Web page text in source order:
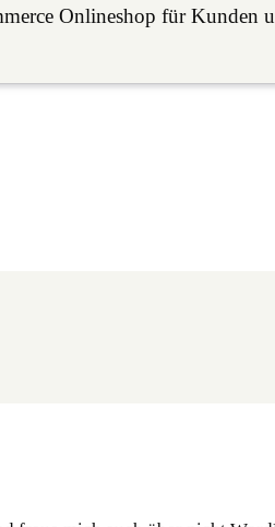
Onlineshop für Kunden